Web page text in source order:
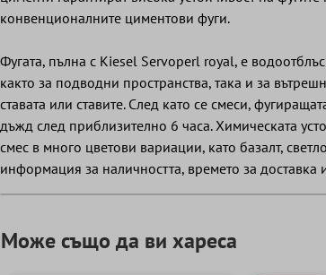
конвенционалните циментови фуги.
Фугата, пълна с Kiesel Servoperl royal, е
както за подводни пространства, така и за
ставата или ставите. След като се смеси,
дъжд след приблизително 6 часа. Химическата
смес в много цветови вариации, като базалт,
информация за наличността, времето за доставка
Може също да ви хареса